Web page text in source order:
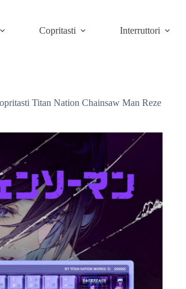
Copritasti Interruttori
Titan Nation Chainsaw Man Reze